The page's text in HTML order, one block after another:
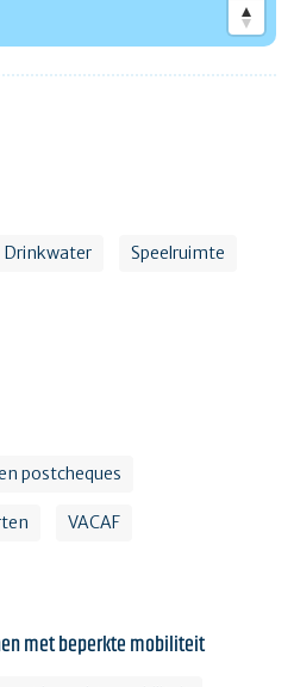
Drinkwater Speelruimte
postcheques
VACAF
met beperkte mobiliteit